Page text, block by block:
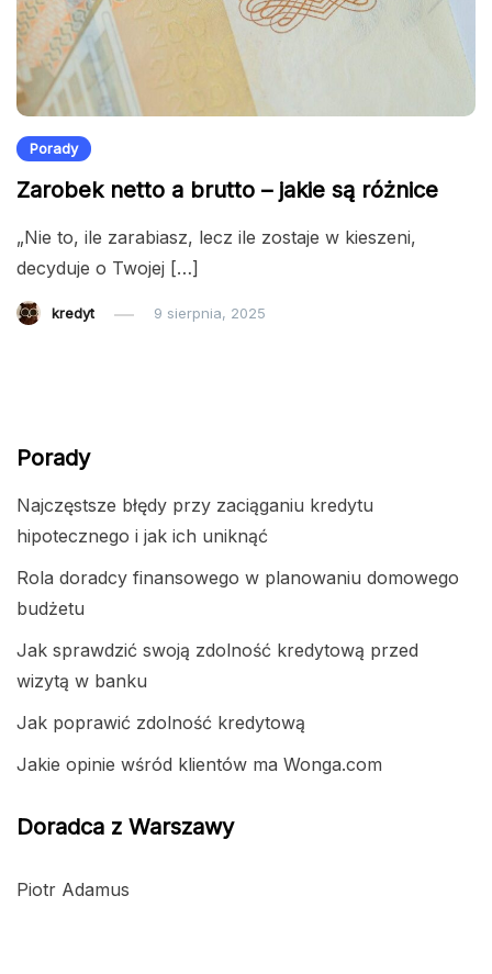
Porady
Zarobek netto a brutto – jakie są różnice
„Nie to, ile zarabiasz, lecz ile zostaje w kieszeni,
decyduje o Twojej […]
kredyt 9 sierpnia, 2025
Porady
Najczęstsze błędy przy zaciąganiu kredytu
hipotecznego i jak ich uniknąć
Rola doradcy finansowego w planowaniu domowego
budżetu
Jak sprawdzić swoją zdolność kredytową przed
wizytą w banku
Jak poprawić zdolność kredytową
Jakie opinie wśród klientów ma Wonga.com
Doradca z Warszawy
Piotr Adamus